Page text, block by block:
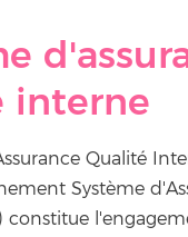
interne
Qualité
Système
constitue